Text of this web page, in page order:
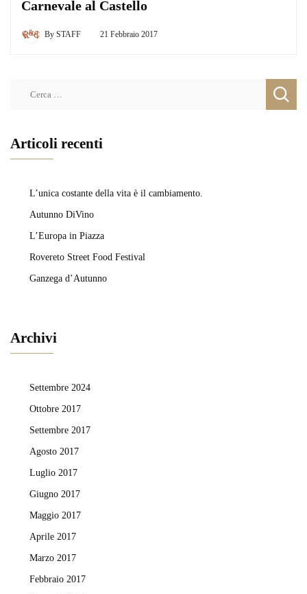
Carnevale al Castello
By STAFF 21 Febbraio 2017
Articoli recenti
L’unica costante della vita è il cambiamento.
Autunno DiVino
L’Europa in Piazza
Rovereto Street Food Festival
Ganzega d’Autunno
Archivi
Settembre 2024
Ottobre 2017
Settembre 2017
Agosto 2017
Luglio 2017
Giugno 2017
Maggio 2017
Aprile 2017
Marzo 2017
Febbraio 2017